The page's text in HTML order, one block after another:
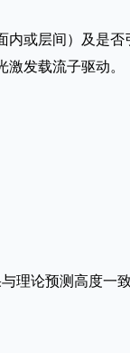
或层间）及是
发载流子驱动。
理论预测高度一